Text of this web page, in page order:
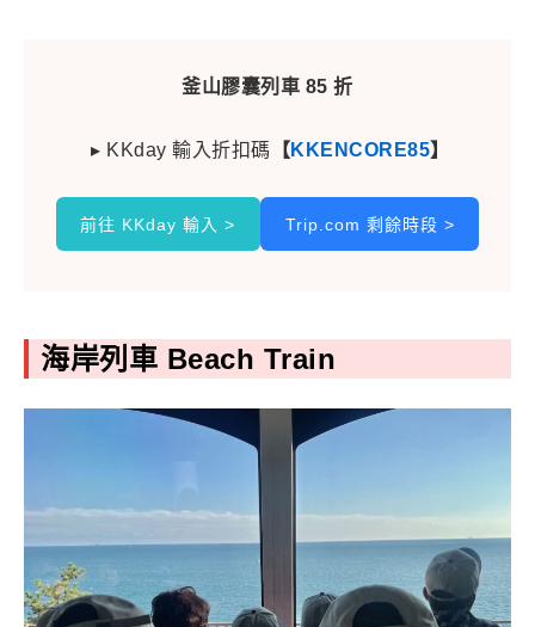
釜山膠囊列車 85 折
▸ KKday 輸入折扣碼 【 KKENCORE85】
前往 KKday 輸入 > Trip.com 剩餘時段 >
海岸列車 Beach Train